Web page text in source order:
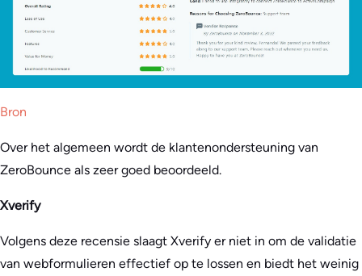
Bron
Over het algemeen wordt de klantenondersteuning van
ZeroBounce als zeer goed beoordeeld.
Xverify
Volgens deze recensie slaagt Xverify er niet in om de validatie
van webformulieren effectief op te lossen en biedt het weinig